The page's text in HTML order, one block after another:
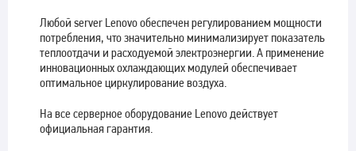
Любой server Lenovo обеспечен регулированием мощности
потребления, что значительно минимализирует показатель
теплоотдачи и расходуемой электроэнергии. А применение
инновационных охлаждающих модулей обеспечивает
оптимальное циркулирование воздуха.
На все серверное оборудование Lenovo действует
официальная гарантия.